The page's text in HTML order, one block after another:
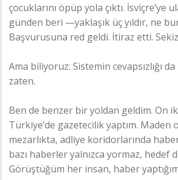
çocuklarını öpüp yola çıktı. İsviçre’ye
günden beri —yaklaşık üç yıldır, ne
Başvurusuna red geldi. İtiraz etti.
Ama biliyoruz: Sistemin cevapsızlığı
zaten.
Ben de benzer bir yoldan geldim. On
Türkiye’de gazetecilik yaptım. Maden
mezarlıkta, adliye koridorlarında
bazı haberler yalnızca yormaz, hedef
Görüştüğüm her insan, haber